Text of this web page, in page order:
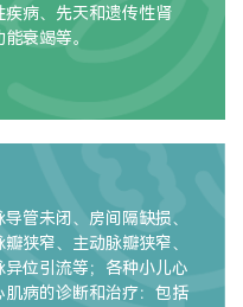
病、先天和遗传性肾
衰竭等。
管未闭、房间隔缺损、
狭窄、主动脉瓣狭窄、
位引流等；各种小儿心
病的诊断和治疗：包括